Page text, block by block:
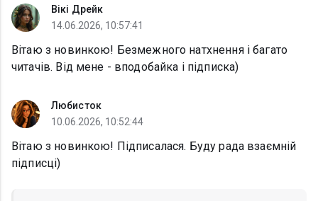
Вікі Дрейк
14.06.2026, 10:57:41
Вітаю з новинкою! Безмежного натхнення і багато
читачів. Від мене - вподобайка і підписка)
Любисток
10.06.2026, 10:52:44
Вітаю з новинкою! Підписалася. Буду рада взаємній
підписці)